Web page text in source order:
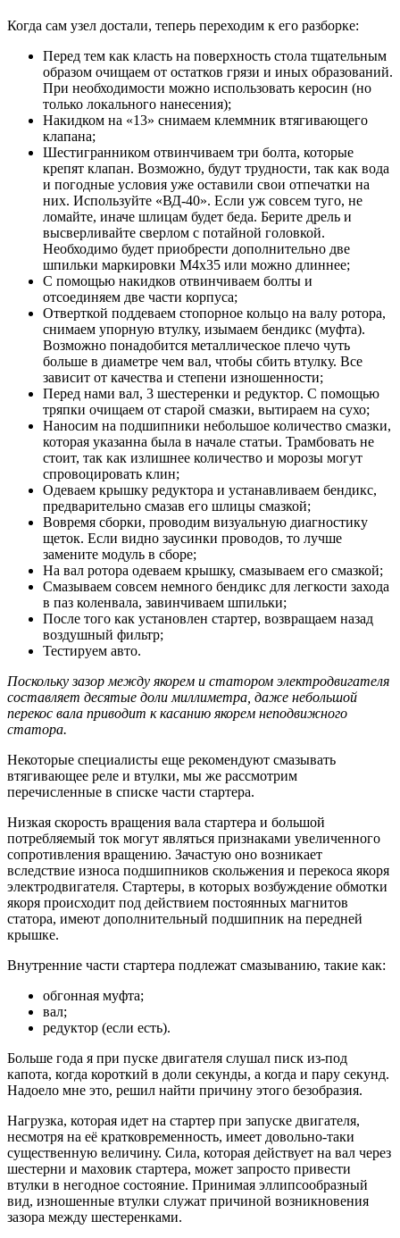
Когда сам узел достали, теперь переходим к его разборке:
Перед тем как класть на поверхность стола тщательным
образом очищаем от остатков грязи и иных образований.
При необходимости можно использовать керосин (но
только локального нанесения);
Накидком на «13» снимаем клеммник втягивающего
клапана;
Шестигранником отвинчиваем три болта, которые
крепят клапан. Возможно, будут трудности, так как вода
и погодные условия уже оставили свои отпечатки на
них. Используйте «ВД-40». Если уж совсем туго, не
ломайте, иначе шлицам будет беда. Берите дрель и
высверливайте сверлом с потайной головкой.
Необходимо будет приобрести дополнительно две
шпильки маркировки М4х35 или можно длиннее;
С помощью накидков отвинчиваем болты и
отсоединяем две части корпуса;
Отверткой поддеваем стопорное кольцо на валу ротора,
снимаем упорную втулку, изымаем бендикс (муфта).
Возможно понадобится металлическое плечо чуть
больше в диаметре чем вал, чтобы сбить втулку. Все
зависит от качества и степени изношенности;
Перед нами вал, 3 шестеренки и редуктор. С помощью
тряпки очищаем от старой смазки, вытираем на сухо;
Наносим на подшипники небольшое количество смазки,
которая указанна была в начале статьи. Трамбовать не
стоит, так как излишнее количество и морозы могут
спровоцировать клин;
Одеваем крышку редуктора и устанавливаем бендикс,
предварительно смазав его шлицы смазкой;
Вовремя сборки, проводим визуальную диагностику
щеток. Если видно заусинки проводов, то лучше
замените модуль в сборе;
На вал ротора одеваем крышку, смазываем его смазкой;
Смазываем совсем немного бендикс для легкости захода
в паз коленвала, завинчиваем шпильки;
После того как установлен стартер, возвращаем назад
воздушный фильтр;
Тестируем авто.
Поскольку зазор между якорем и статором электродвигателя
составляет десятые доли миллиметра, даже небольшой
перекос вала приводит к касанию якорем неподвижного
статора.
Некоторые специалисты еще рекомендуют смазывать
втягивающее реле и втулки, мы же рассмотрим
перечисленные в списке части стартера.
Низкая скорость вращения вала стартера и большой
потребляемый ток могут являться признаками увеличенного
сопротивления вращению. Зачастую оно возникает
вследствие износа подшипников скольжения и перекоса якоря
электродвигателя. Стартеры, в которых возбуждение обмотки
якоря происходит под действием постоянных магнитов
статора, имеют дополнительный подшипник на передней
крышке.
Внутренние части стартера подлежат смазыванию, такие как:
обгонная муфта;
вал;
редуктор (если есть).
Больше года я при пуске двигателя слушал писк из-под
капота, когда короткий в доли секунды, а когда и пару секунд.
Надоело мне это, решил найти причину этого безобразия.
Нагрузка, которая идет на стартер при запуске двигателя,
несмотря на её кратковременность, имеет довольно-таки
существенную величину. Сила, которая действует на вал через
шестерни и маховик стартера, может запросто привести
втулки в негодное состояние. Принимая эллипсообразный
вид, изношенные втулки служат причиной возникновения
зазора между шестеренками.